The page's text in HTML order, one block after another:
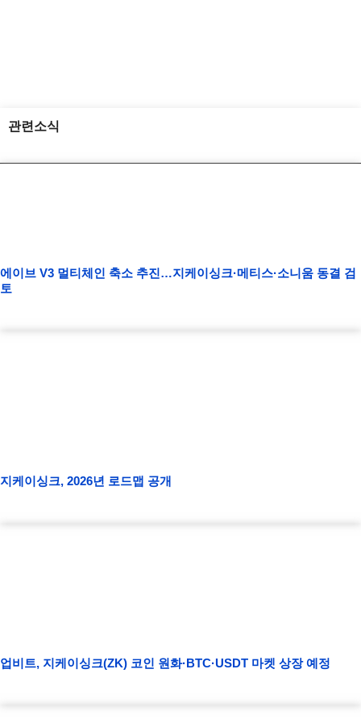
관련소식
에이브 V3 멀티체인 축소 추진…지케이싱크·메티스·소니움 동결 검
토
지케이싱크, 2026년 로드맵 공개
업비트, 지케이싱크(ZK) 코인 원화·BTC·USDT 마켓 상장 예정